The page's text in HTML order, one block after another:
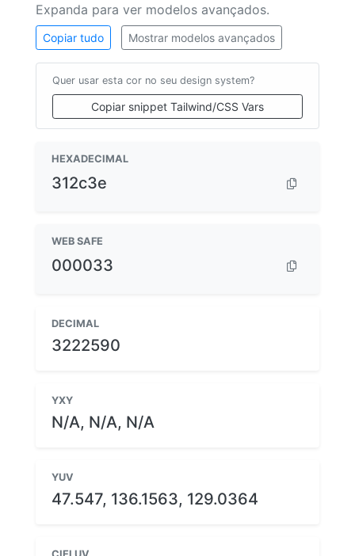
Expanda para ver modelos avançados.
Copiar tudo Mostrar modelos avançados
Quer usar esta cor no seu design system?
Copiar snippet Tailwind/CSS Vars
HEXADECIMAL
312c3e
WEB SAFE
000033
DECIMAL
3222590
YXY
N/A, N/A, N/A
YUV
47.547, 136.1563, 129.0364
CIELUV